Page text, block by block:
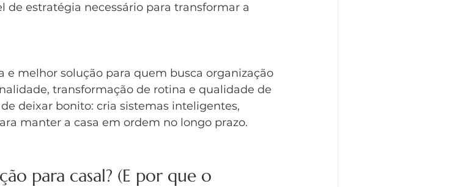
de estratégia necessário para transformar a
e melhor solução para quem busca organização
transformação de rotina e qualidade de
deixar bonito: cria sistemas inteligentes,
manter a casa em ordem no longo prazo.
para casal? (E por que o